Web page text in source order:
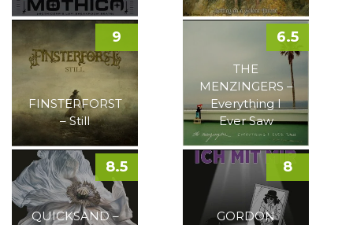
FINSTERFORST
– Still
9
THE
MENZINGERS –
Everything I
Ever Saw
6.5
QUICKSAND –
8.5
GORDON
8